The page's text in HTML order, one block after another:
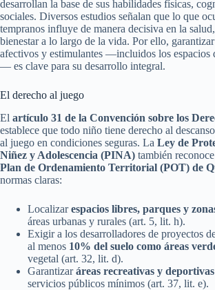
desarrollan la base de sus habilidades físicas,
sociales. Diversos estudios señalan que lo que
tempranos influye de manera decisiva en la
bienestar a lo largo de la vida. Por ello,
afectivos y estimulantes —incluidos los espacios
— es clave para su desarrollo integral.
El derecho al juego
El artículo 31 de la Convención sobre los
establece que todo niño tiene derecho al
al juego en condiciones seguras. La Ley de
Niñez y Adolescencia (PINA) también
Plan de Ordenamiento Territorial (POT) de
normas claras:
Localizarespacios libres, parques y
áreas urbanas y rurales (art. 5, lit. h).
Exigir a los desarrolladores de proyectos
al menos 10% del suelo como áreas
vegetal (art. 32, lit. d).
Garantizaráreas recreativas y deportivas
servicios públicos mínimos (art. 37, lit. e).